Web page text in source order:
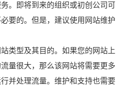
。即将到来的组织或初创公司可
要的。但是，建议使用网站维护
类型及其目的。如果您的网站上
量很大，那么该网站将需要更多
并处理流量。维护和支持也需要